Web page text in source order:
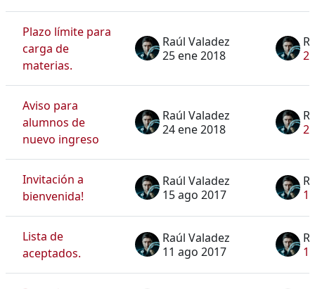
Plazo límite para
carga de
materias.
Raúl Valadez
25 ene 2018
Aviso para
alumnos de
nuevo ingreso
Raúl Valadez
24 ene 2018
Invitación a
bienvenida!
Raúl Valadez
15 ago 2017
Lista de
aceptados.
Raúl Valadez
11 ago 2017